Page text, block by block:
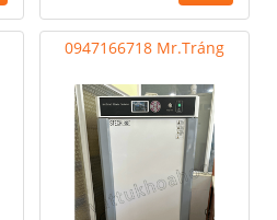
0947166718 Mr.Tráng